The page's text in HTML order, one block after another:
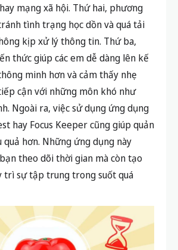
mạng xã hội. Thứ hai, phương
tình trạng học dồn và quá tải
kịp xử lý thông tin. Thứ ba,
thức giúp các em dễ dàng lên kế
minh hơn và cảm thấy nhẹ
cận với những môn khó như
Ngoài ra, việc sử dụng ứng dụng
hay Focus Keeper cũng giúp quản
quả hơn. Những ứng dụng này
theo dõi thời gian mà còn tạo
trì sự tập trung trong suốt quá